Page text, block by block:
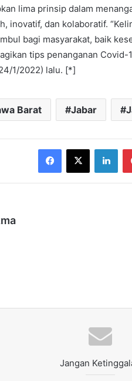
lima prinsip dalam
inovatif, dan kolaboratif.
bagi masyarakat, baik
tips penanganan
1/2022) lalu. [*]
Barat Jabar
Facebook
X
Jangan